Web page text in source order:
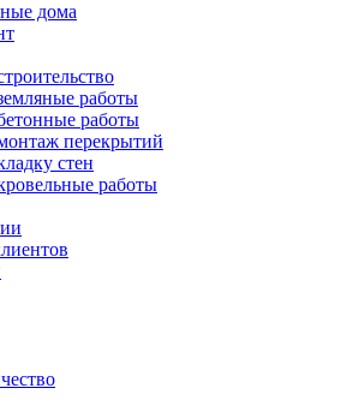
дома
работы
работы
перекрытий
стен
работы